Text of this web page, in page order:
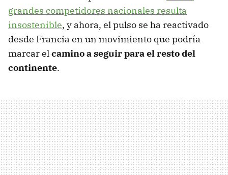
grandes competidores nacionales resulta
insostenible, y ahora, el pulso se ha reactivado
desde Francia en un movimiento que podría
marcar elcamino a seguir para el resto del
continente.